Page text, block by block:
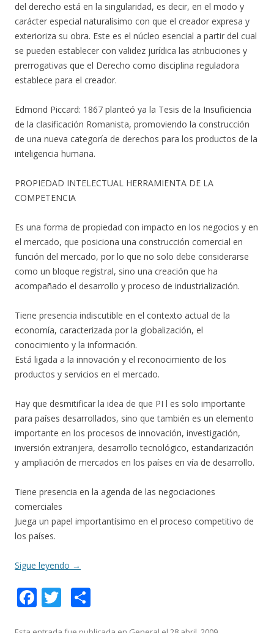
del derecho está en la singularidad, es decir, en el modo y
carácter especial naturalísimo con que el creador expresa y
exterioriza su obra. Este es el núcleo esencial a partir del cual
se pueden establecer con validez jurídica las atribuciones y
prerrogativas que el Derecho como disciplina reguladora
establece para el creador.
Edmond Piccard: 1867 planteó ya la Tesis de la Insuficiencia
de la clasificación Romanista, promoviendo la construcción
de una nueva categoría de derechos para los productos de la
inteligencia humana.
PROPIEDAD INTELECTUAL HERRAMIENTA DE LA
COMPETENCIA
Es una forma de propiedad con impacto en los negocios y en
el mercado, que posiciona una construcción comercial en
función del mercado, por lo que no solo debe considerarse
como un bloque registral, sino una creación que ha
acompañado el desarrollo y proceso de industrialización.
Tiene presencia indiscutible en el contexto actual de la
economía, caracterizada por la globalización, el
conocimiento y la información.
Está ligada a la innovación y el reconocimiento de los
productos y servicios en el mercado.
Hay que desmitificar la idea de que PI l es solo importante
para países desarrollados, sino que también es un elemento
importante en los procesos de innovación, investigación,
inversión extranjera, desarrollo tecnológico, estandarización
y ampliación de mercados en los países en vía de desarrollo.
Tiene presencia en la agenda de las negociaciones
comerciales
Juega un papel importantísimo en el proceso competitivo de
los países.
Sigue leyendo →
F T